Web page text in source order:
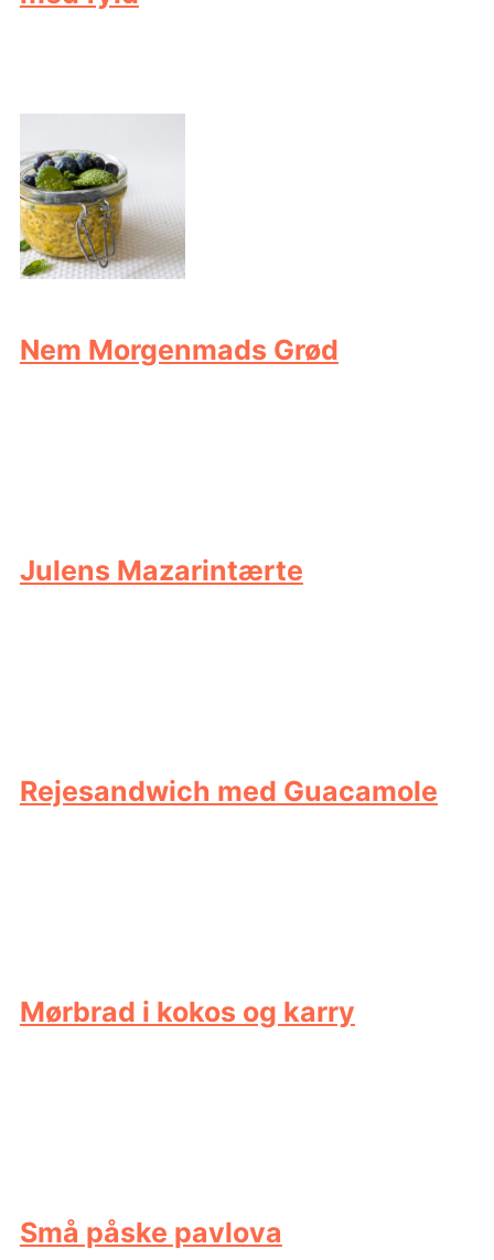
Nem Morgenmads Grød
Julens Mazarintærte
Rejesandwich med Guacamole
Mørbrad i kokos og karry
Små påske pavlova